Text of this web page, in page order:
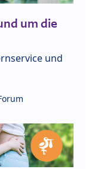
um die
und